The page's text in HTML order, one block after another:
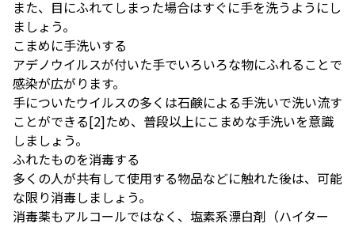
また、目にふれてしまった場合はすぐに手を洗うようにし
ましょう。
こまめに手洗いする
アデノウイルスが付いた手でいろいろな物にふれることで
感染が広がります。
手についたウイルスの多くは石鹸による手洗いで洗い流す
ことができる[2]ため、普段以上にこまめな手洗いを意識
しましょう。
ふれたものを消毒する
多くの人が共有して使用する物品などに触れた後は、可能
な限り消毒しましょう。
消毒薬もアルコールではなく、塩素系漂白剤（ハイター